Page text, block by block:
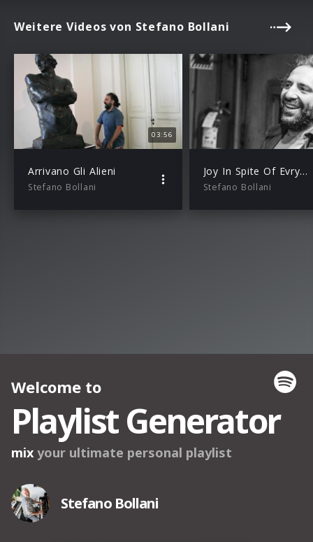
Weitere Videos von Stefano Bollani
03:56
Arrivano Gli Alieni
Stefano Bollani
Joy In Spite Of Evrything (Dokumentation)
Stefano Bollani